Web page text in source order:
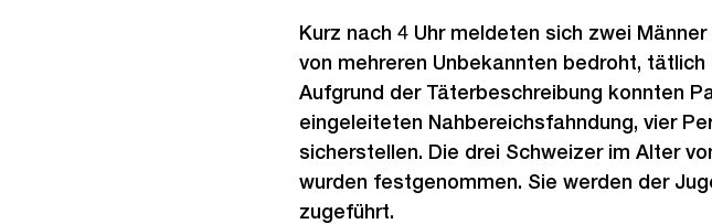
Kurz nach 4 Uhr meldeten sich zwei
von mehreren Unbekannten bedroht,
Aufgrund der Täterbeschreibung konnten
eingeleiteten Nahbereichsfahndung, vier
sicherstellen. Die drei Schweizer im Alter
wurden festgenommen. Sie werden der
zugeführt.